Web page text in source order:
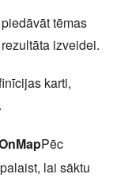
tēmas
izveidei.
karti,
Pēc
lai sāktu